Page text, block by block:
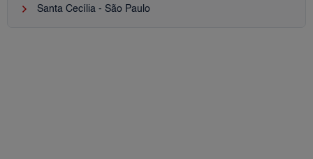
keyboard_arrow_right Santa Cecília - São Paulo